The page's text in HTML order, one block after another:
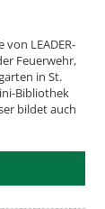
LEADER-
Feuerwehr,
in St.
Bibliothek
bildet auch